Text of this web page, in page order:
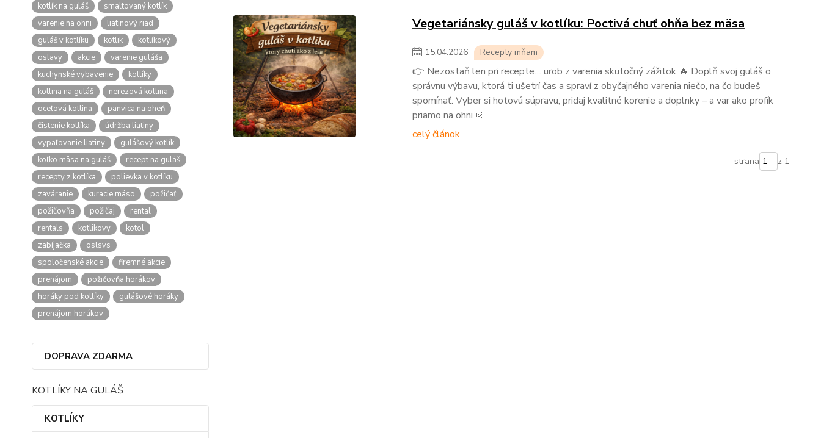
kotlík na guláš
smaltovaný kotlík
varenie na ohni
liatinový riad
guláš v kotlíku
kotlik
kotlíkový
oslavy
akcie
varenie guláša
kuchynské vybavenie
kotlíky
kotlina na guláš
nerezová kotlina
oceľová kotlina
panvica na oheň
čistenie kotlíka
údržba liatiny
vypaľovanie liatiny
gulášový kotlík
koľko mäsa na guláš
recept na guláš
recepty z kotlíka
polievka v kotlíku
zaváranie
kuracie mäso
požičať
požičovňa
požičaj
rental
rentals
kotlikovy
kotol
zabíjačka
oslsvs
spoločenské akcie
firemné akcie
prenájom
požičovňa horákov
horáky pod kotlíky
gulášové horáky
prenájom horákov
DOPRAVA ZDARMA
KOTLÍKY NA GULÁŠ
KOTLÍKY
Vegetariánsky guláš v kotlíku: Poctivá chuť ohňa bez mäsa
15.04.2026 Recepty mňam
👉 Nezostaň len pri recepte… urob z varenia skutočný zážitok 🔥 Doplň svoj guláš o
správnu výbavu, ktorá ti ušetrí čas a spraví z obyčajného varenia niečo, na čo budeš
spomínať. Vyber si hotovú súpravu, pridaj kvalitné korenie a doplnky – a var ako profík
priamo na ohni 🍲
celý článok
strana z 1